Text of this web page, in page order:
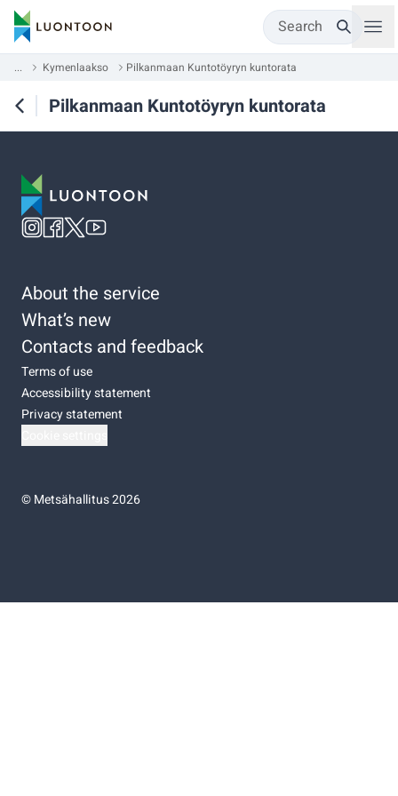
Search
... Kymenlaakso Pilkanmaan Kuntotöyryn kuntorata
Pilkanmaan Kuntotöyryn kuntorata
About the service
What’s new
Contacts and feedback
Terms of use
Accessibility statement
Privacy statement
©Metsähallitus 2026